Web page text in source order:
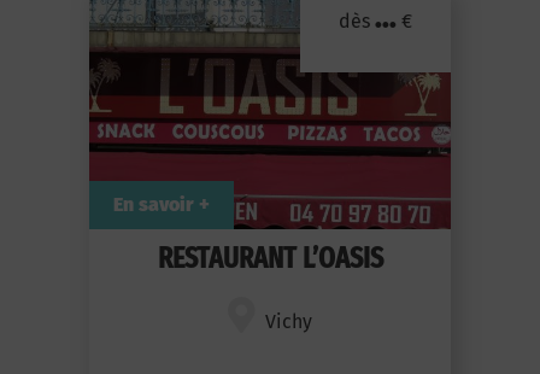
RESTAURANT L’OASIS
Vichy
dès ... €
En savoir +